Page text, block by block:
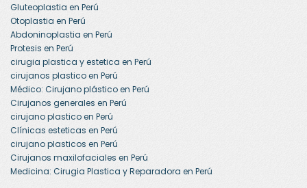
Gluteoplastia en Perú
Otoplastia en Perú
Abdoninoplastia en Perú
Protesis en Perú
cirugia plastica y estetica en Perú
cirujanos plastico en Perú
Médico: Cirujano plástico en Perú
Cirujanos generales en Perú
cirujano plastico en Perú
Clínicas esteticas en Perú
cirujano plasticos en Perú
Cirujanos maxilofaciales en Perú
Medicina: Cirugia Plastica y Reparadora en Perú